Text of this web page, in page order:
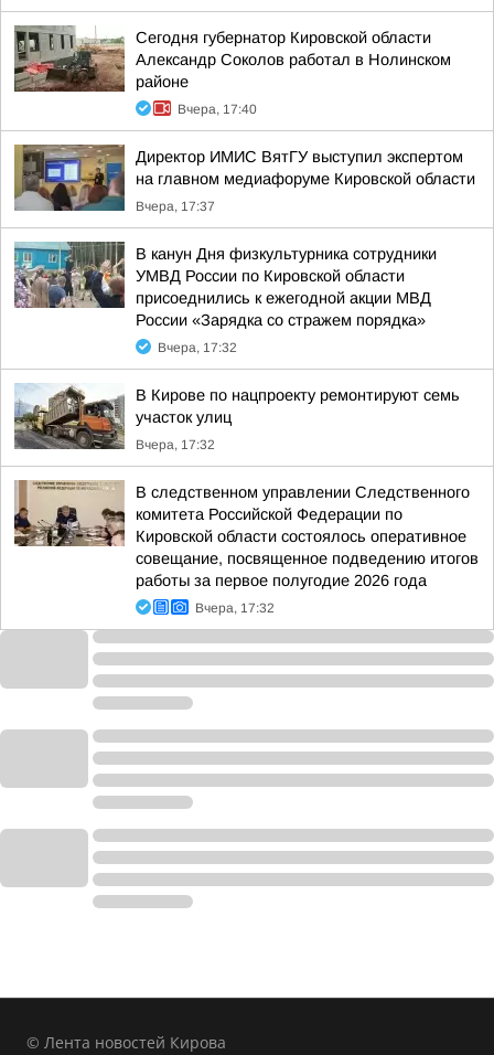
Сегодня губернатор Кировской области
Александр Соколов работал в Нолинском
районе
Вчера, 17:40
Директор ИМИС ВятГУ выступил экспертом
на главном медиафоруме Кировской области
Вчера, 17:37
В канун Дня физкультурника сотрудники
УМВД России по Кировской области
присоеднились к ежегодной акции МВД
России «Зарядка со стражем порядка»
Вчера, 17:32
В Кирове по нацпроекту ремонтируют семь
участок улиц
Вчера, 17:32
В следственном управлении Следственного
комитета Российской Федерации по
Кировской области состоялось оперативное
совещание, посвященное подведению итогов
работы за первое полугодие 2026 года
Вчера, 17:32
© Лента новостей Кирова